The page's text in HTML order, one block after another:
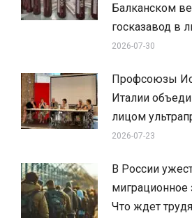
Балканском
госказавод в
2026-07-30
Профсоюзы
Италии
лицом
2026-07-23
В России
миграционное
Что ждет